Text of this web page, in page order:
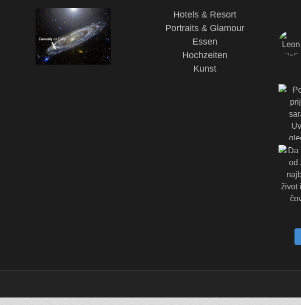
Hotels & Resort
Portraits & Glamour
Essen
Hochzeiten
Kunst